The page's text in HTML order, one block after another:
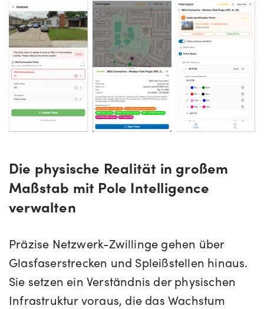
Die physische Realität in großem
Maßstab mit Pole Intelligence
verwalten
Präzise Netzwerk-Zwillinge gehen über
Glasfaserstrecken und Spleißstellen hinaus.
Sie setzen ein Verständnis der physischen
Infrastruktur voraus, die das Wachstum